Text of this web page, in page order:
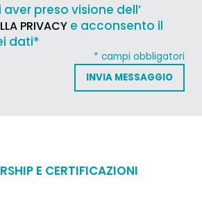
preso visione dell’
PRIVACY e acconsento il
dati*
* campi obbligatori
E CERTIFICAZIONI